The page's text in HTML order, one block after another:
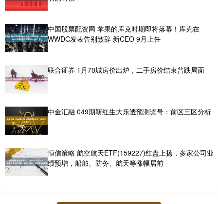
中国股票配资网 苹果的库克时期即将落幕！库克在
WWDC发表告别致辞 新CEO 9月上任
联合证券 1月70城房价出炉，二手房价结束普跌局面
中金汇融 049期靳红生大乐透预测奖号：前区三区分析
恒信策略 航空航天ETF(159227)红盘上扬，多家公司业
绩预增，船舶、防务、航天等涨幅居前